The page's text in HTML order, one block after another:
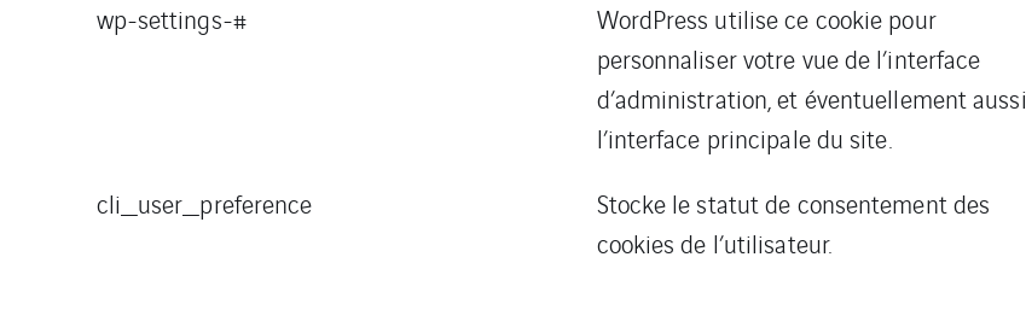
wp-settings-#
WordPress utilise ce cookie pour
personnaliser votre vue de l’interface
d’administration, et éventuellement aussi
l’interface principale du site.
cli_user_preference
Stocke le statut de consentement des
cookies de l’utilisateur.